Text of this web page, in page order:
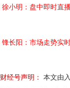
徐小明：盘中即时直
锋长阳：市场走势实
财经号声明：
本文由